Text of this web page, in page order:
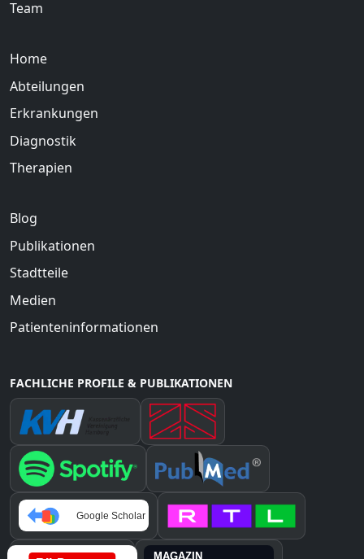
Team
Home
Abteilungen
Erkrankungen
Diagnostik
Therapien
Blog
Publikationen
Stadtteile
Medien
Patienteninformationen
FACHLICHE PROFILE & PUBLIKATIONEN